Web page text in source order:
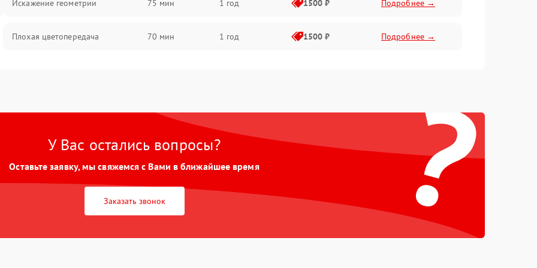
Искажение геометрии 75 мин 1 год 1500 ₽ Подробнее →
Плохая цветопередача 70 мин 1 год 1500 ₽ Подробнее →
?
У Вас остались вопросы?
Оставьте заявку, мы свяжемся с Вами в ближайшее время
Заказать звонок